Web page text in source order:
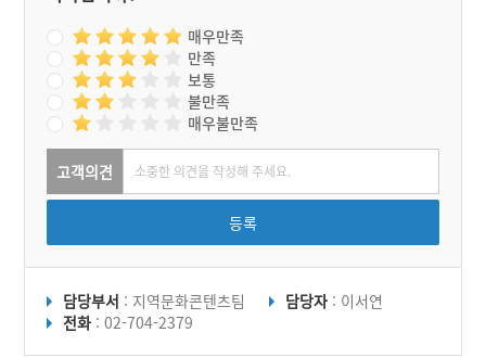
매우만족
만족
보통
불만족
매우불만족
고객의견
등록
담당부서 : 지역문화콘텐츠팀 담당자 : 이서연
전화 : 02-704-2379